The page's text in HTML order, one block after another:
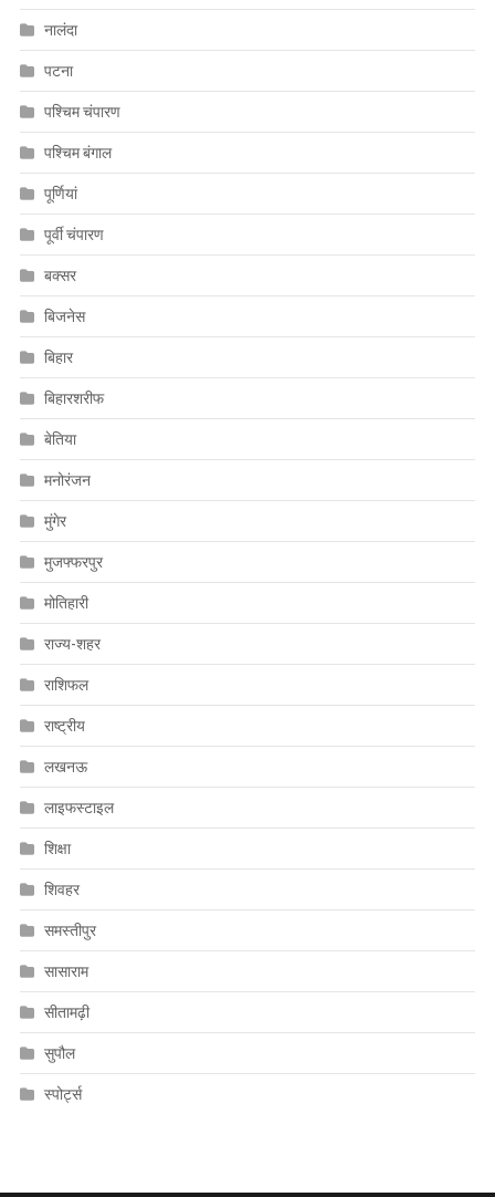
नालंदा
पटना
पश्चिम चंपारण
पश्चिम बंगाल
पूर्णियां
पूर्वी चंपारण
बक्सर
बिजनेस
बिहार
बिहारशरीफ
बेतिया
मनोरंजन
मुंगेर
मुजफ्फरपुर
मोतिहारी
राज्य-शहर
राशिफल
राष्ट्रीय
लखनऊ
लाइफस्टाइल
शिक्षा
शिवहर
समस्तीपुर
सासाराम
सीतामढ़ी
सुपौल
स्पोर्ट्स